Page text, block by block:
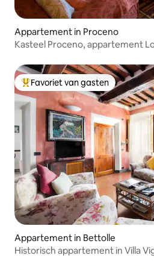
Appartement in Proceno
Kasteel Proceno, appartement
Topfavoriet van gasten
Favoriet van gasten
Appartement in Bettolle
Historisch appartement in Villa